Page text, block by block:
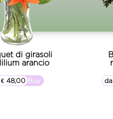
di girasoli
arancio
▷▷ Buy
48,00